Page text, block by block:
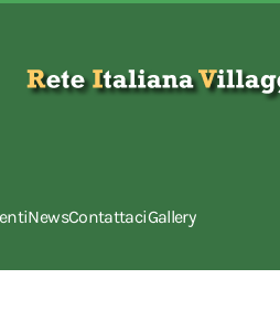
NewsContattaciGallery